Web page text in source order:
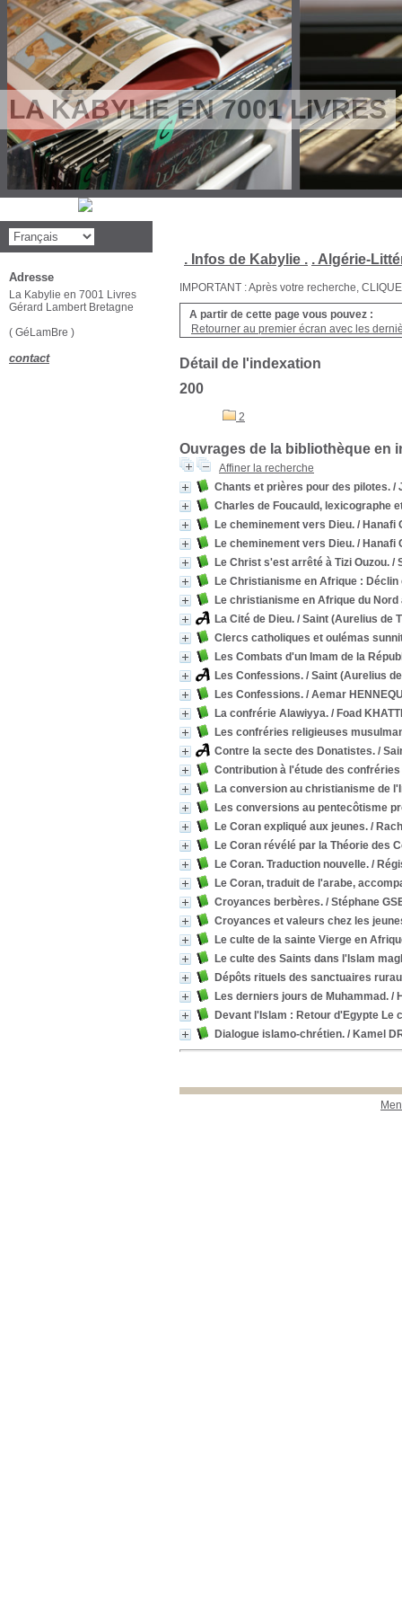
LA KABYLIE EN 7001 LIVRES
. Infos de Kabylie . . Algérie-
IMPORTANT : Après votre recherche,
A partir de cette page vous pouvez :
Retourner au premier écran avec les
Détail de l'indexation
200
2
Ouvrages de la bibliothèque en
Affiner la recherche
Chants et prières pour des pilotes. /
Charles de Foucauld, lexicographe
Le cheminement vers Dieu. / Hanafi
Le cheminement vers Dieu. / Hanafi
Le Christ s'est arrêté à Tizi Ouzou. /
Le Christianisme en Afrique :
Le christianisme en Afrique du Nord
La Cité de Dieu. / Saint (Aurelius de
Clercs catholiques et oulémas
Les Combats d'un Imam de la
Les Confessions. / Saint (Aurelius
Les Confessions. / Aemar
La confrérie Alawiyya. / Foad
Les confréries religieuses
Contre la secte des Donatistes. /
Contribution à l'étude des
La conversion au christianisme de
Les conversions au pentecôtisme
Le Coran expliqué aux jeunes. /
Le Coran révélé par la Théorie des
Le Coran. Traduction nouvelle. /
Le Coran, traduit de l'arabe,
Croyances berbères. / Stéphane
Croyances et valeurs chez les
Le culte de la sainte Vierge en
Le culte des Saints dans l'Islam
Dépôts rituels des sanctuaires
Les derniers jours de Muhammad. /
Devant l'Islam : Retour d'Egypte Le
Dialogue islamo-chrétien. / Kamel
Adresse
La Kabylie en 7001 Livres
Gérard Lambert Bretagne
( GéLamBre )
contact